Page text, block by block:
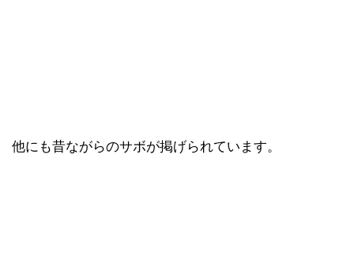
他にも昔ながらのサボが掲げられています。